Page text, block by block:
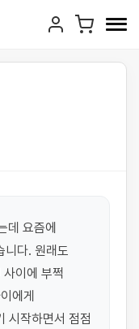
데 요즘에
니다. 원래도
이에 부쩍
에게
시작하면서 점점